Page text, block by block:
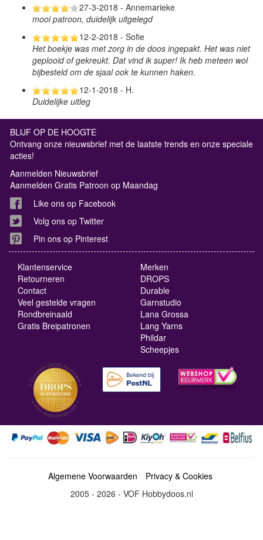
27-3-2018 - Annemarieke
mooi patroon, duidelijk uitgelegd
12-2-2018 - Sofie
Het boekje was met zorg in de doos ingepakt. Het was niet
geplooid of gekreukt. Dat vind ik super! Ik heb meteen wol
bijbesteld om de sjaal ook te kunnen haken.
12-1-2018 - H.
Duidelijke uitleg
BLIJF OP DE HOOGTE
Ontvang onze nieuwsbrief met de laatste trends en onze speciale
acties!
Aanmelden Nieuwsbrief
Aanmelden Gratis Patroon op Maandag
Like ons op Facebook
Volg ons op Twitter
Pin ons op Pinterest
Klantenservice
Retourneren
Contact
Veel gestelde vragen
Rondbreinaald
Gratis Breipatronen
Merken
DROPS
Durable
Garnstudio
Lana Grossa
Lang Yarns
Phildar
Scheepjes
Algemene Voorwaarden
Privacy & Cookies
2005 - 2026 - VOF Hobbydoos.nl